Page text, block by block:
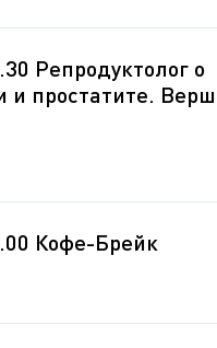
Репродуктолог о
и простатите.
Кофе-Брейк